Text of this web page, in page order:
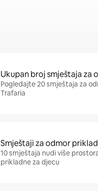
Ukupan broj smještaja za
Pogledajte 20 smještaja za
Trafaria
Smještaji za odmor
10 smještaja nudi više
prikladne za djecu